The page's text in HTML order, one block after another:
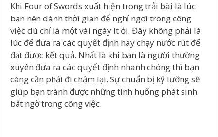
Khi Four of Swords xuất hiện trong trải bài là lúc
bạn nên dành thời gian để nghỉ ngơi trong công
việc dù chỉ là một vài ngày ít ỏi. Đây không phải là
lúc để đưa ra các quyết định hay chạy nước rút để
đạt được kết quả. Nhất là khi bạn là người thường
xuyên đưa ra các quyết định nhanh chóng thì bạn
càng cần phải đi chậm lại. Sự chuẩn bị kỹ lưỡng sẽ
giúp bạn tránh được những tình huống phát sinh
bất ngờ trong công việc.